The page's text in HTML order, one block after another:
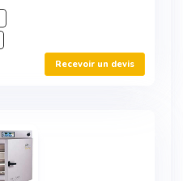
Recevoir un devis